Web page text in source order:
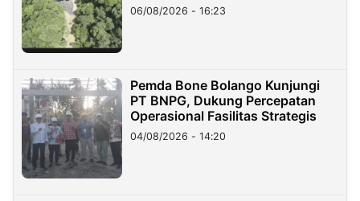
06/08/2026 - 16:23
Pemda Bone Bolango Kunjungi
PT BNPG, Dukung Percepatan
Operasional Fasilitas Strategis
04/08/2026 - 14:20